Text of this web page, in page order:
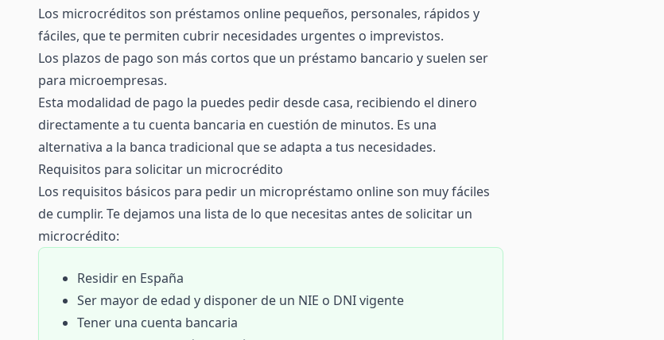
Los microcréditos son préstamos online pequeños, personales, rápidos y
fáciles, que te permiten cubrir necesidades urgentes o imprevistos.
Los plazos de pago son más cortos que un préstamo bancario y suelen ser
para microempresas.
Esta modalidad de pago la puedes pedir desde casa, recibiendo el dinero
directamente a tu cuenta bancaria en cuestión de minutos. Es una
alternativa a la banca tradicional que se adapta a tus necesidades.
Requisitos para solicitar un microcrédito
Los requisitos básicos para pedir un micropréstamo online son muy fáciles
de cumplir. Te dejamos una lista de lo que necesitas antes de solicitar un
microcrédito:
Residir en España
Ser mayor de edad y disponer de un NIE o DNI vigente
Tener una cuenta bancaria